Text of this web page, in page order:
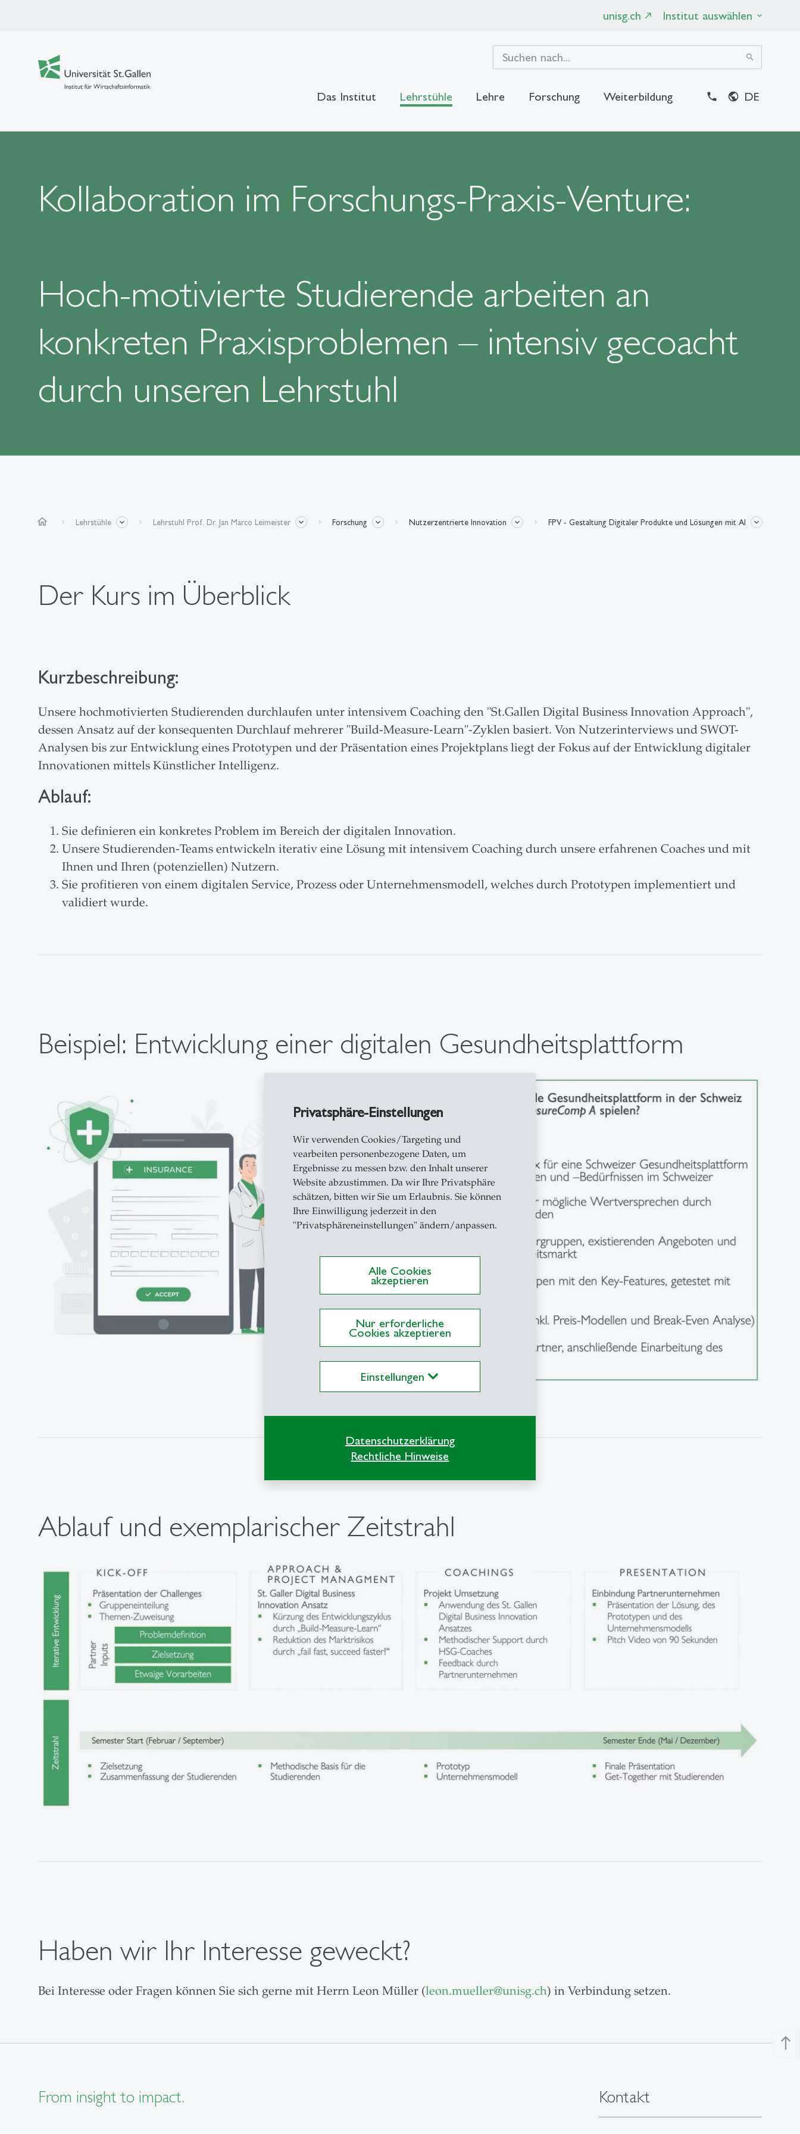
Privatsphäre-Einstellungen
Wir verwenden Cookies/Targeting und
vearbeiten personenbezogene Daten, um
Ergebnisse zu messen bzw. den Inhalt unserer
Website abzustimmen. Da wir Ihre Privatsphäre
schätzen, bitten wir Sie um Erlaubnis. Sie können
Ihre Einwilligung jederzeit in den
"Privatsphäreneinstellungen" ändern/anpassen.
Alle Cookies
akzeptieren
Nur erforderliche
Cookies akzeptieren
Einstellungen
Datenschutzerklärung
Rechtliche Hinweise
unisg.ch Institut auswählen
search
Das Institut Lehrstühle Lehre Forschung Weiterbildung DE
Kollaboration im Forschungs-Praxis-Venture:
Hoch-motivierte Studierende arbeiten an
konkreten Praxisproblemen – intensiv gecoacht
durch unseren Lehrstuhl
home Lehrstühle Lehrstuhl Prof. Dr. Jan Marco Leimeister Forschung Nutzerzentrierte Innovation FPV - Gestaltung Digitaler Produkte und Lösungen mit AI
Der Kurs im Überblick
Kurzbeschreibung:
Unsere hochmotivierten Studierenden durchlaufen unter intensivem Coaching den "St.Gallen Digital Business Innovation Approach",
dessen Ansatz auf der konsequenten Durchlauf mehrerer "Build-Measure-Learn"-Zyklen basiert. Von Nutzerinterviews und SWOT-
Analysen bis zur Entwicklung eines Prototypen und der Präsentation eines Projektplans liegt der Fokus auf der Entwicklung digitaler
Innovationen mittels Künstlicher Intelligenz.
Ablauf:
Sie definieren ein konkretes Problem im Bereich der digitalen Innovation.
Unsere Studierenden-Teams entwickeln iterativ eine Lösung mit intensivem Coaching durch unsere erfahrenen Coaches und mit
Ihnen und Ihren (potenziellen) Nutzern.
Sie profitieren von einem digitalen Service, Prozess oder Unternehmensmodell, welches durch Prototypen implementiert und
validiert wurde.
Beispiel: Entwicklung einer digitalen Gesundheitsplattform
Ablauf und exemplarischer Zeitstrahl
Haben wir Ihr Interesse geweckt?
Bei Interesse oder Fragen können Sie sich gerne mit Herrn Leon Müller (leon.mueller@unisg.ch) in Verbindung setzen.
north
From insight to impact. Kontakt